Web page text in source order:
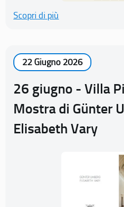
Scopri di più
22 Giugno 2026
26 giugno - Villa
Mostra di Günter
Elisabeth Vary